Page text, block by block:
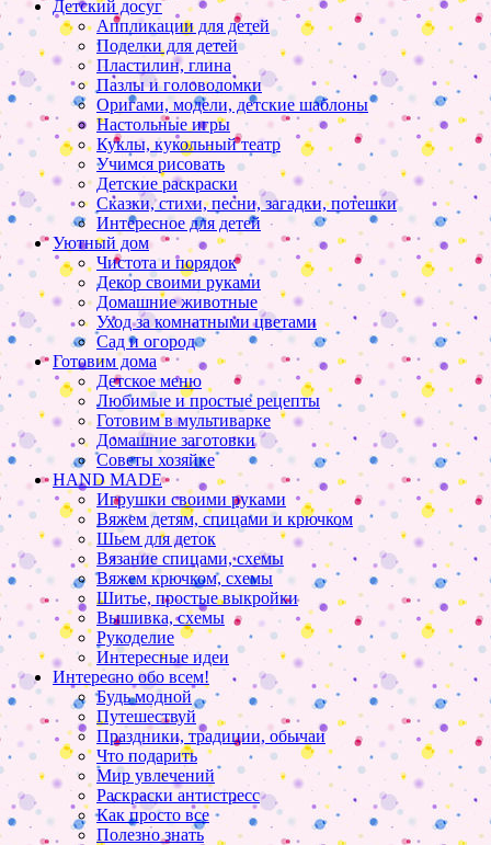
Детский досуг
Аппликации для детей
Поделки для детей
Пластилин, глина
Пазлы и головоломки
Оригами, модели, детские шаблоны
Настольные игры
Куклы, кукольный театр
Учимся рисовать
Детские раскраски
Сказки, стихи, песни, загадки, потешки
Интересное для детей
Уютный дом
Чистота и порядок
Декор своими руками
Домашние животные
Уход за комнатными цветами
Сад и огород
Готовим дома
Детское меню
Любимые и простые рецепты
Готовим в мультиварке
Домашние заготовки
Советы хозяйке
HAND MADE
Игрушки своими руками
Вяжем детям, спицами и крючком
Шьем для деток
Вязание спицами, схемы
Вяжем крючком, схемы
Шитье, простые выкройки
Вышивка, схемы
Рукоделие
Интересные идеи
Интересно обо всем!
Будь модной
Путешествуй
Праздники, традиции, обычаи
Что подарить
Мир увлечений
Раскраски антистресс
Как просто все
Полезно знать